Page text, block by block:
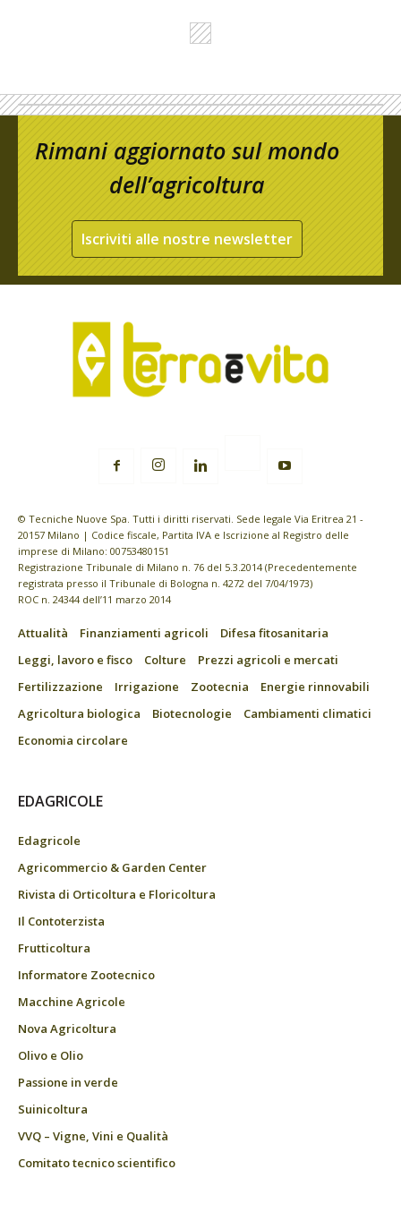
Rimani aggiornato sul mondo
dell’agricoltura
Iscriviti alle nostre newsletter
© Tecniche Nuove Spa. Tutti i diritti riservati. Sede legale Via Eritrea 21 -
20157 Milano | Codice fiscale, Partita IVA e Iscrizione al Registro delle
imprese di Milano: 00753480151
Registrazione Tribunale di Milano n. 76 del 5.3.2014 (Precedentemente
registrata presso il Tribunale di Bologna n. 4272 del 7/04/1973)
ROC n. 24344 dell’11 marzo 2014
Attualità Finanziamenti agricoli
Difesa fitosanitaria
Leggi, lavoro e fisco
Colture
Prezzi agricoli e mercati
Fertilizzazione
Irrigazione Zootecnia
Energie rinnovabili
Agricoltura biologica
Biotecnologie
Cambiamenti climatici
Economia circolare
EDAGRICOLE
Edagricole
Agricommercio & Garden Center
Rivista di Orticoltura e Floricoltura
Il Contoterzista
Frutticoltura
Informatore Zootecnico
Macchine Agricole
Nova Agricoltura
Olivo e Olio
Passione in verde
Suinicoltura
VVQ – Vigne, Vini e Qualità
Comitato tecnico scientifico